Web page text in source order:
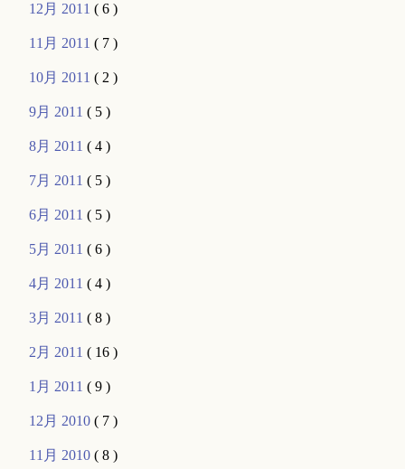
12月 2011( 6 )
11月 2011( 7 )
10月 2011( 2 )
9月 2011( 5 )
8月 2011( 4 )
7月 2011( 5 )
6月 2011( 5 )
5月 2011( 6 )
4月 2011( 4 )
3月 2011( 8 )
2月 2011( 16 )
1月 2011( 9 )
12月 2010( 7 )
11月 2010( 8 )